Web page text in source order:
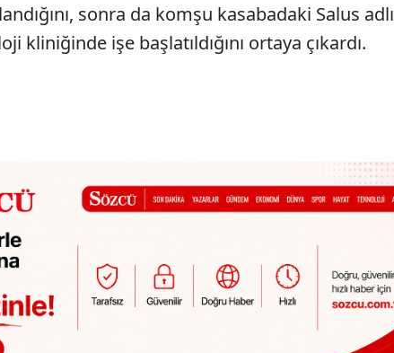
sonra da komşu kasabadaki Salus adlı
kliniğinde işe başlatıldığını ortaya çıkardı.